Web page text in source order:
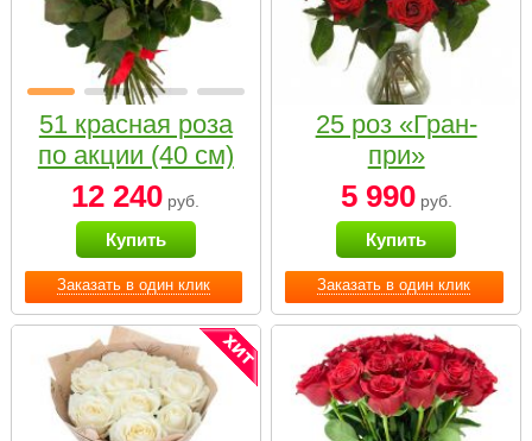
Заказать в один клик
51 красная роза
по акции (40 см)
12 240 руб.
Купить
Заказать в один клик
25 роз «Гран-
при»
5 990руб.
Купить